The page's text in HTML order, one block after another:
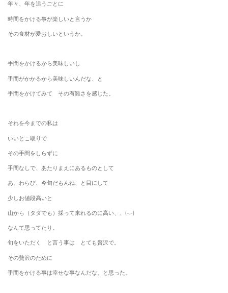
年々、年を追うごとに
時間をかける事が楽しいと言うか
その食材が愛おしいというか。
手間をかけるから美味しいし
手間がかかるから美味しいんだな、と
手間をかけてみて その有難さを感じた。
それを今までの私は
いいとこ取りで
その手間をしらずに
手間なしで、あたりまえにあるものとして
あ、わらび、今旬だもんね、と目にして
少しお値段高いと
山から（タダでも）採って来れるのに高い、、(-.-)
なんて思ってたり。
旬をいただく と言う事は とても贅沢で。
その贅沢のために
手間をかける事は幸せな事なんだな、と思った。